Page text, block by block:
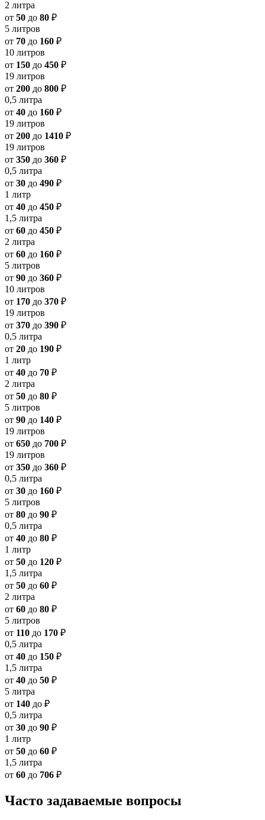
2 литра
от 50 до 80 ₽
5 литров
от 70 до 160 ₽
10 литров
от 150 до 450 ₽
19 литров
от 200 до 800 ₽
0,5 литра
от 40 до 160 ₽
19 литров
от 200 до 1410 ₽
19 литров
от 350 до 360 ₽
0,5 литра
от 30 до 490 ₽
1 литр
от 40 до 450 ₽
1,5 литра
от 60 до 450 ₽
2 литра
от 60 до 160 ₽
5 литров
от 90 до 360 ₽
10 литров
от 170 до 370 ₽
19 литров
от 370 до 390 ₽
0,5 литра
от 20 до 190 ₽
1 литр
от 40 до 70 ₽
2 литра
от 50 до 80 ₽
5 литров
от 90 до 140 ₽
19 литров
от 650 до 700 ₽
19 литров
от 350 до 360 ₽
0,5 литра
от 30 до 160 ₽
5 литров
от 80 до 90 ₽
0,5 литра
от 40 до 80 ₽
1 литр
от 50 до 120 ₽
1,5 литра
от 50 до 60 ₽
2 литра
от 60 до 80 ₽
5 литров
от 110 до 170 ₽
0,5 литра
от 40 до 150 ₽
1,5 литра
от 40 до 50 ₽
5 литра
от 140 до ₽
0,5 литра
от 30 до 90 ₽
1 литр
от 50 до 60 ₽
1,5 литра
от 60 до 706 ₽
Часто задаваемые вопросы